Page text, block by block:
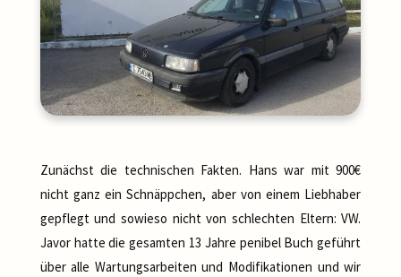
Zunächst die technischen Fakten. Hans war mit 900€
nicht ganz ein Schnäppchen, aber von einem Liebhaber
gepflegt und sowieso nicht von schlechten Eltern: VW.
Javor hatte die gesamten 13 Jahre penibel Buch geführt
über alle Wartungsarbeiten und Modifikationen und wir